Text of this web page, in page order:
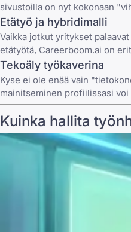
sivustoilla on nyt kokonaan
Etätyö ja hybridimalli
Vaikka jotkut yritykset
etätyötä, Careerboom.ai on
Tekoäly työkaverina
Kyse ei ole enää vain
mainitseminen profiilissasi
Kuinka hallita